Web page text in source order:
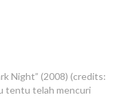
Night” (2008) (credits:
tentu telah mencuri